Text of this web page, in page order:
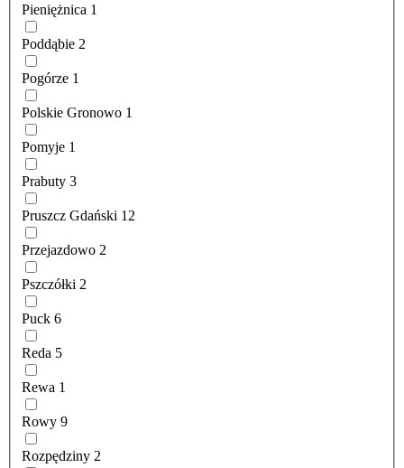
Pieniężnica 1
Poddąbie 2
Pogórze 1
Polskie Gronowo 1
Pomyje 1
Prabuty 3
Pruszcz Gdański 12
Przejazdowo 2
Pszczółki 2
Puck 6
Reda 5
Rewa 1
Rowy 9
Rozpędziny 2